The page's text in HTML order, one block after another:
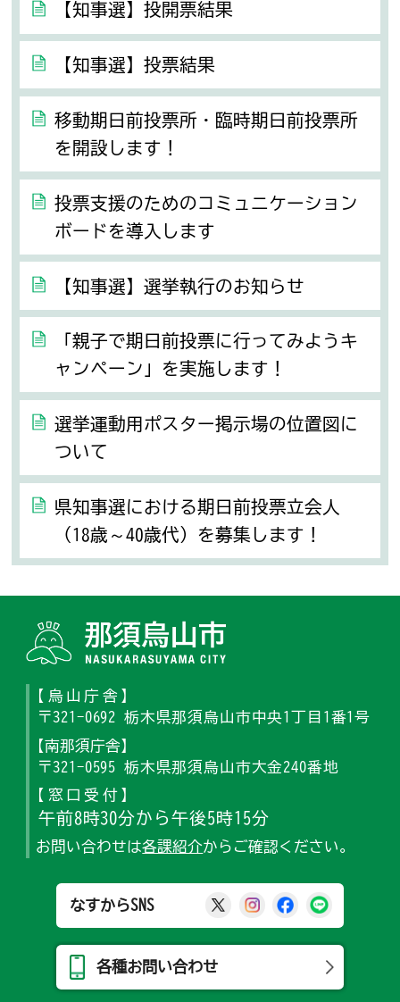
【知事選】投開票結果
【知事選】投票結果
移動期日前投票所・臨時期日前投票所
を開設します！
投票支援のためのコミュニケーション
ボードを導入します
【知事選】選挙執行のお知らせ
「親子で期日前投票に行ってみようキ
ャンペーン」を実施します！
選挙運動用ポスター掲示場の位置図に
ついて
県知事選における期日前投票立会人
（18歳～40歳代）を募集します！
【烏山庁舎】
〒321-0692 栃木県那須烏山市中央1丁目1番1号
【南那須庁舎】
〒321-0595 栃木県那須烏山市大金240番地
【窓口受付】
午前8時30分から午後5時15分
お問い合わせは各課紹介からご確認ください。
なすからSNS 那須烏山市公式X
那須烏山市公式
那須烏山市
各種お問い合わせ